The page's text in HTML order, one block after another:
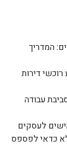
המדריך
דירות
עבודה
לעסקים